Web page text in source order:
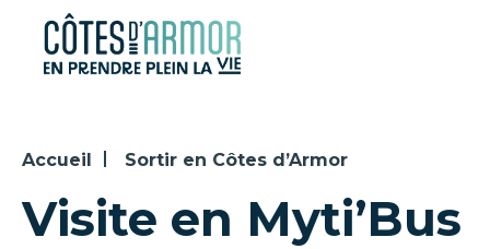
Panneau de gestion des cookies
Accueil Sortir en Côtes d’Armor
Visite en Myti’Bus